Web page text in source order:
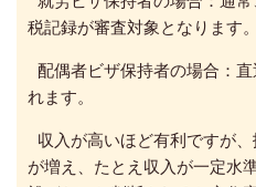
税記録が審査対象となります。
配偶者ビザ保持者の場合：
れます。
収入が高いほど有利ですが
が増え、 たとえ収入が一定水